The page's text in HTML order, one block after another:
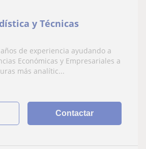
y Técnicas
de experiencia ayudando a
Económicas y Empresariales a
más analític...
Contactar